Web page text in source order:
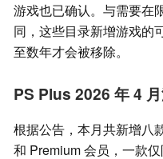
游戏也已确认。与需要在
同，这些目录新增游戏的
至数年才会被移除。
PS Plus 2026 年 4
根据公告，本月共新增八
和 Premium 会员，一款